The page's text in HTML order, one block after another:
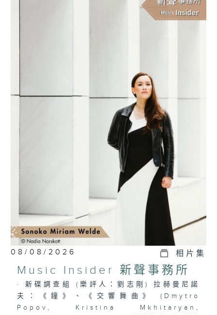
調查組請來資深的聆聽者 ─ 樂評人─ 來分
享、闡述他們對唱片的評價，作為樂迷在賞樂
推手。節目請來各路名家分享他們在其專長領
「新秀關注組」：你有否感到樂壇新星之多、
冒起之快，令人難以逐一好好認識？主持人會
選出富有魅力的新一代音樂家，透過錄音介紹
08/08/2026 相片集
Music Insider 新聲事務所
· 新碟調查組 (樂評人：劉志剛) 拉赫曼尼諾
夫：《鐘》、《交響舞曲》 (Dmytro
Popov, Kristina Mkhitaryan,